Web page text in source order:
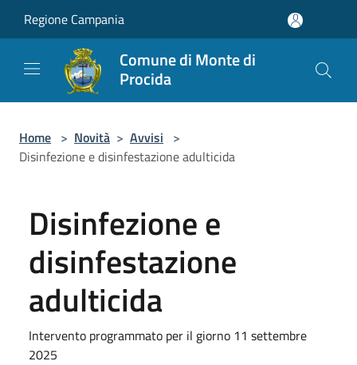
Regione Campania
Comune di Monte di
Procida
Home > Novità > Avvisi >
Disinfezione e disinfestazione adulticida
Disinfezione e
disinfestazione
adulticida
Intervento programmato per il giorno 11 settembre
2025